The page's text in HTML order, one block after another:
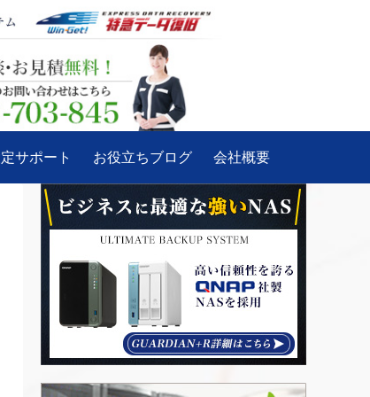
サポート お役立ちブログ 会社概要